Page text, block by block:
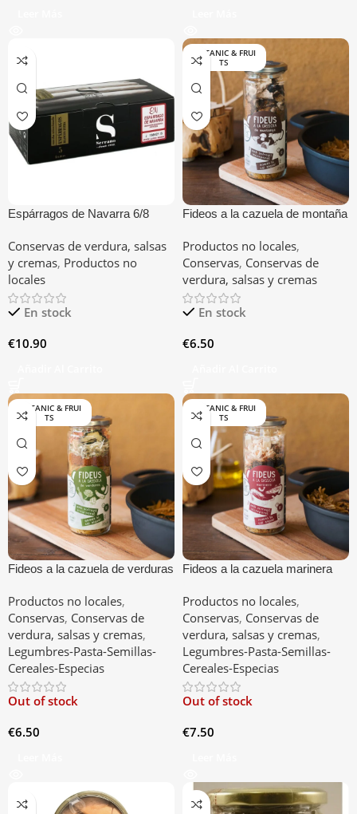
Espárragos de Navarra 6/8
Conservas de verdura, salsas
y cremas, Productos no
locales
En stock
€10.90
BOTANIC & FRUI
TS
Fideos a la cazuela de montaña
Productos no locales,
Conservas, Conservas de
verdura, salsas y cremas
En stock
€6.50
BOTANIC & FRUI
TS
Fideos a la cazuela de verduras
Productos no locales,
Conservas, Conservas de
verdura, salsas y cremas,
Legumbres-Pasta-Semillas-
Cereales-Especias
Out of stock
€6.50
BOTANIC & FRUI
TS
Fideos a la cazuela marinera
Productos no locales,
Conservas, Conservas de
verdura, salsas y cremas,
Legumbres-Pasta-Semillas-
Cereales-Especias
Out of stock
€7.50